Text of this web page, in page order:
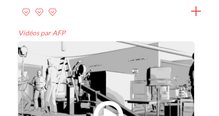
Vidéos par AFP